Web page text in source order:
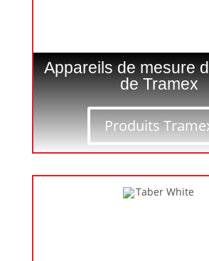
Appareils de mesure
de Tramex
Produits